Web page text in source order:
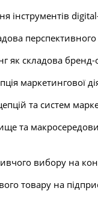
інструментів
перспективного
як складова
маркетингової
та систем
та
вибору на
товару на